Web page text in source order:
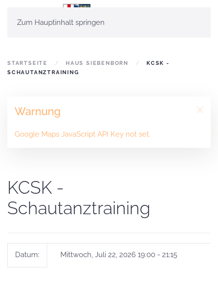
Zum Hauptinhalt springen
STARTSEITE HAUS SIEBENBORN
KCSK -
SCHAUTANZTRAINING
Warnung
Google Maps JavaScript API Key not set.
KCSK -
Schautanztraining
Datum: Mittwoch, Juli 22, 2026 19:00 - 21:15